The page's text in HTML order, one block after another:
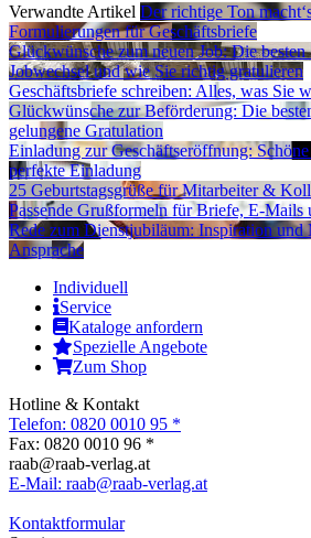
Verwandte Artikel Der richtige Ton
Formulierungen für Geschäftsbriefe
Glückwünsche zum neuen Job: Die besten
Jobwechsel und wie Sie richtig gratulieren
Geschäftsbriefe schreiben: Alles, was Sie
Glückwünsche zur Beförderung: Die
gelungene Gratulation
Einladung zur Geschäftseröffnung:
perfekte Einladung
25 Geburtstagsgrüße für Mitarbeiter &
Passende Grußformeln für Briefe, E-Mails
Rede zum Dienstjubiläum: Inspiration und
Ansprache
Individuell
Service
Kataloge anfordern
Spezielle Angebote
Zum Shop
Hotline & Kontakt
Telefon: 0820 0010 95 *
Fax: 0820 0010 96 *
raab@raab-verlag.at
E-Mail: raab@raab-verlag.at
Kontaktformular